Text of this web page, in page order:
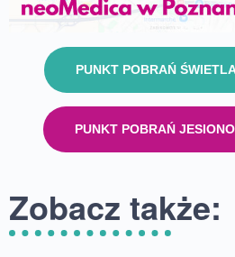
PUNKT POBRAŃ
PUNKT POBRAŃ
Zobacz także: